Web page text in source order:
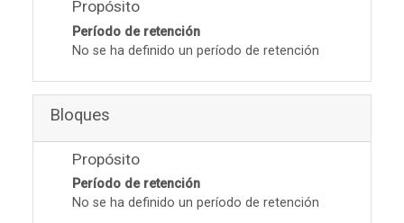
Propósito
Período de retención
No se ha definido un período de retención
Bloques
Propósito
Período de retención
No se ha definido un período de retención